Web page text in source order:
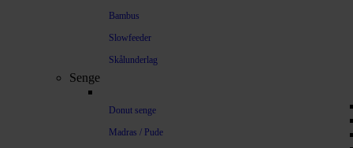
Bambus
Slowfeeder
Skålunderlag
Senge
Donut senge
Madras / Pude